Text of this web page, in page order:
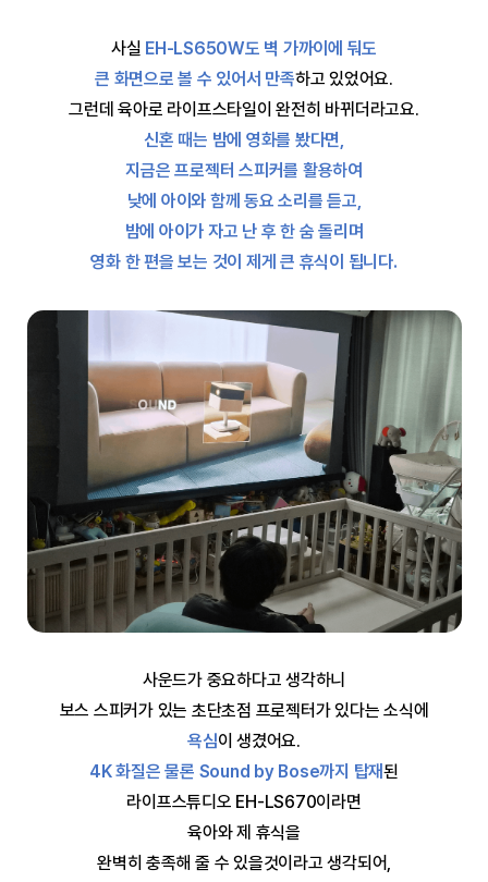
사실 EH-LS650W도 벽 가까이에 둬도
큰 화면으로 볼 수 있어서 만족하고 있었어요.
그런데 육아로 라이프스타일이 완전히 바뀌더라고요.
신혼 때는 밤에 영화를 봤다면,
지금은 프로젝터 스피커를 활용하여
낮에 아이와 함께 동요 소리를 듣고,
밤에 아이가 자고 난 후 한 숨 돌리며
영화 한 편을 보는 것이 제게 큰 휴식이 됩니다.
사운드가 중요하다고 생각하니
보스 스피커가 있는 초단초점 프로젝터가 있다는 소식에
욕심이 생겼어요.
4K 화질은 물론 Sound by Bose까지 탑재된
라이프스튜디오 EH-LS670이라면
육아와 제 휴식을
완벽히 충족해 줄 수 있을것이라고 생각되어,